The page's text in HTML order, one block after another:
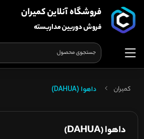
فروشگاه آنلاین کمیران
فروش دوربین مداربسته
کمیران داهوا (DAHUA)
داهوا (DAHUA)